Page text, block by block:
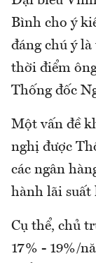
Bình cho ý
đáng chú ý
thời điểm
Thống đốc
Một vấn đề
nghị được
các ngân
hành lãi suất
Cụ thể, chủ
17% - 19%/